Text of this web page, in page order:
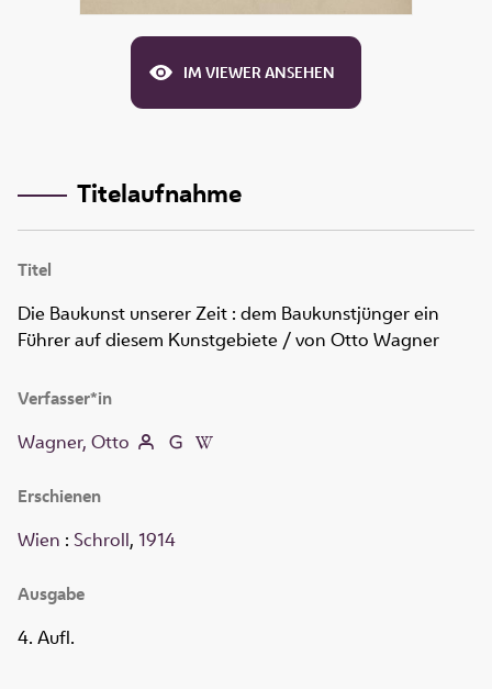
IM VIEWER ANSEHEN
Titelaufnahme
Titel
Die Baukunst unserer Zeit : dem Baukunstjünger ein
Führer auf diesem Kunstgebiete / von Otto Wagner
Verfasser*in
Wagner, Otto
Erschienen
Wien : Schroll, 1914
Ausgabe
4. Aufl.